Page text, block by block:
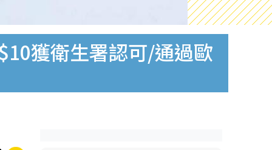
獲衛生署認可/通過歐